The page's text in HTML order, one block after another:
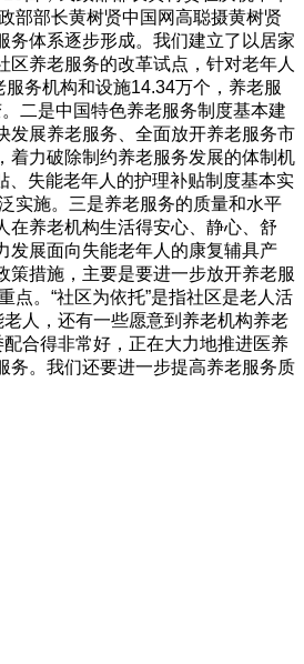
部部长黄树贤中国网高聪摄黄树贤
务体系逐步形成。我们建立了以居家
养老服务的改革试点，针对老年人
务机构和设施14.34万个，养老服
二是中国特色养老服务制度基本建
发展养老服务、全面放开养老服务市
着力破除制约养老服务发展的体制机
、失能老年人的护理补贴制度基本实
实施。三是养老服务的质量和水平
在养老机构生活得安心、静心、舒
发展面向失能老年人的康复辅具产
措施，主要是要进一步放开养老服
点。“社区为依托”是指社区是老人活
人，还有一些愿意到养老机构养老
合得非常好，正在大力地推进医养
务。我们还要进一步提高养老服务质